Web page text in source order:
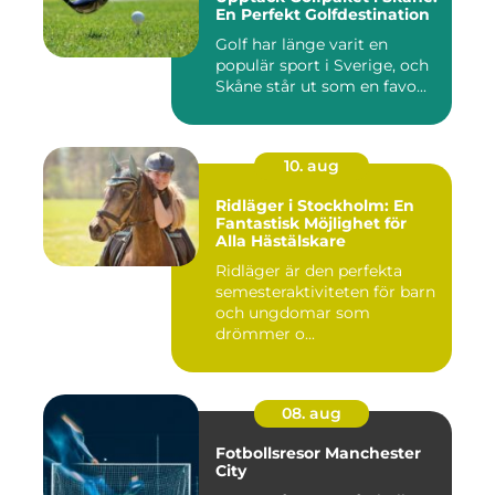
En Perfekt Golfdestination
Golf har länge varit en
populär sport i Sverige, och
Skåne står ut som en favo...
10. aug
Ridläger i Stockholm: En
Fantastisk Möjlighet för
Alla Hästälskare
Ridläger är den perfekta
semesteraktiviteten för barn
och ungdomar som
drömmer o...
08. aug
Fotbollsresor Manchester
City